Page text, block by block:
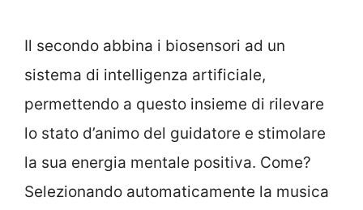
Il secondo abbina i biosensori ad un
sistema di intelligenza artificiale,
permettendo a questo insieme di rilevare
lo stato d’animo del guidatore e stimolare
la sua energia mentale positiva. Come?
Selezionando automaticamente la musica